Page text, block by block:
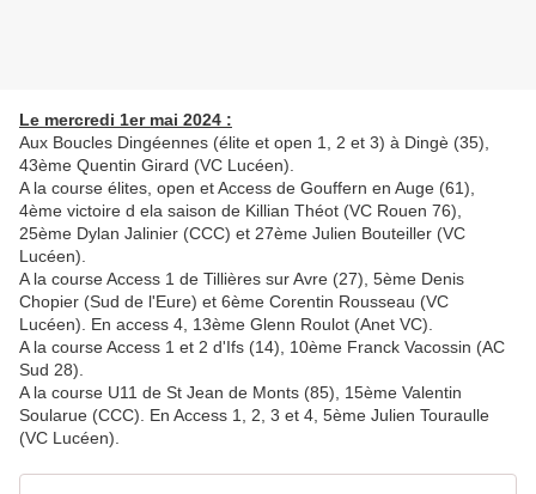
Le mercredi 1er mai 2024 :
Aux Boucles Dingéennes (élite et open 1, 2 et 3) à Dingè (35),
43ème Quentin Girard (VC Lucéen).
A la course élites, open et Access de Gouffern en Auge (61),
4ème victoire d ela saison de Killian Théot (VC Rouen 76),
25ème Dylan Jalinier (CCC) et 27ème Julien Bouteiller (VC
Lucéen).
A la course Access 1 de Tillières sur Avre (27), 5ème Denis
Chopier (Sud de l'Eure) et 6ème Corentin Rousseau (VC
Lucéen). En access 4, 13ème Glenn Roulot (Anet VC).
A la course Access 1 et 2 d'Ifs (14), 10ème Franck Vacossin (AC
Sud 28).
A la course U11 de St Jean de Monts (85), 15ème Valentin
Soularue (CCC). En Access 1, 2, 3 et 4, 5ème Julien Touraulle
(VC Lucéen).